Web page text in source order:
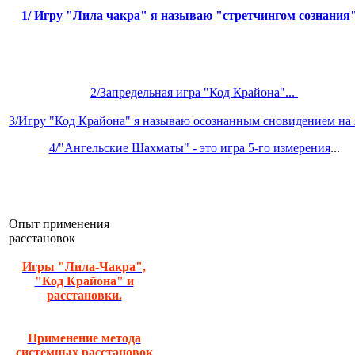
1/Игру "Лила чакра" я называю "стретчингом сознания"
2/Запредельная игра "Код Крайона"...
3/Игру "Код Крайона" я называю осознанным сновидением на
4/"Ангельские Шахматы" - это игра 5-го измерения...
Опыт применения
расстановок
Игры "Лила-Чакра",
"Код Крайона" и
расстановки.
Применение метода
системных расстановок